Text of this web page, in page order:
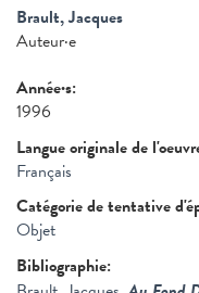
Brault, Jacques
Auteur·e
Année·s:
1996
Langue originale de
Français
Catégorie de tentative
Objet
Bibliographie: